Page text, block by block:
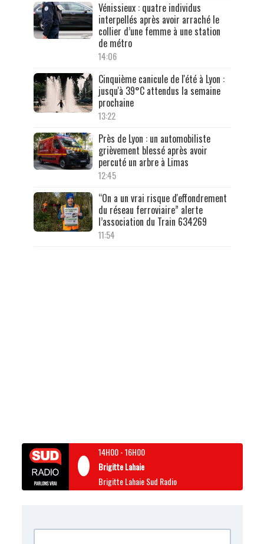
Vénissieux : quatre individus
interpellés après avoir arraché le
collier d’une femme à une station
de métro
14:06
Cinquième canicule de l'été à Lyon :
jusqu'à 39°C attendus la semaine
prochaine
13:22
Près de Lyon : un automobiliste
grièvement blessé après avoir
percuté un arbre à Limas
12:45
“On a un vrai risque d'effondrement
du réseau ferroviaire” alerte
l’association du Train 634269
11:54
14H00-16H00
Brigitte Lahaie
Brigitte Lahaie Sud Radio